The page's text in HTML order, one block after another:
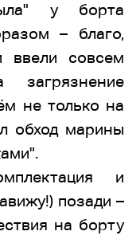
у борта
– благо,
ввели совсем
не только на
обход марины
и
позади –
на борту